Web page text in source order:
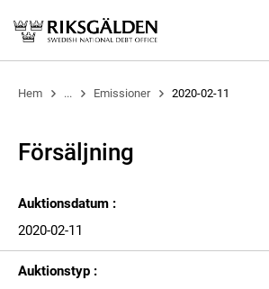
Hem ... Emissioner 2020-02-11
Försäljning
Auktionsdatum :
2020-02-11
Auktionstyp :